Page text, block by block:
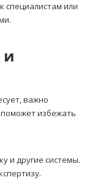
специалистам или
и
важно
избежать
и другие системы.